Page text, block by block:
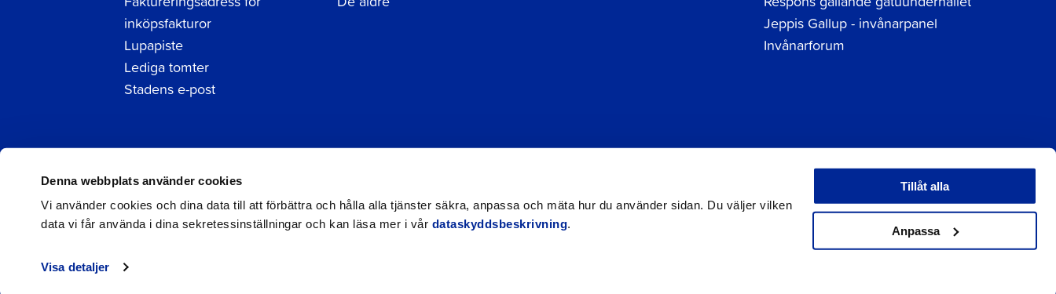
Denna webbplats använder cookies
Vi använder cookies och dina data till att förbättra och hålla alla tjänster säkra, anpassa och mäta hur du använder sidan. Du väljer vilken
data vi får använda i dina sekretessinställningar och kan läsa mer i vår dataskyddsbeskrivning.
Visa detaljer
Tillåt alla
Anpassa
inköpsfakturor
Lupapiste
Lediga tomter
Stadens e-post
Jeppis Gallup - invånarpanel
Invånarforum
Facebook
Instagram
LinkedIn
registraturen@jakobstad.fiTillgänglighetsutlåtande